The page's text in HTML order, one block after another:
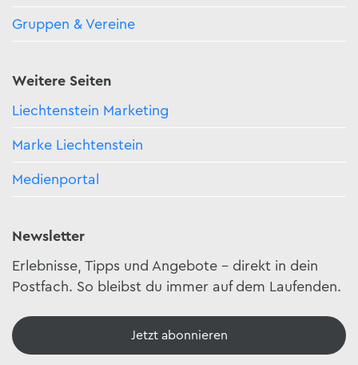
Gruppen & Vereine
Weitere Seiten
Liechtenstein Marketing
Marke Liechtenstein
Medienportal
Newsletter
Erlebnisse, Tipps und Angebote – direkt in dein
Postfach. So bleibst du immer auf dem Laufenden.
Jetzt abonnieren